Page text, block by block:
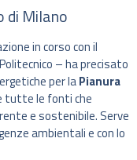
di Milano
in corso con il
– ha precisato
per laPianura
tutte le fonti che
e sostenibile. Serve
ambientali e con lo